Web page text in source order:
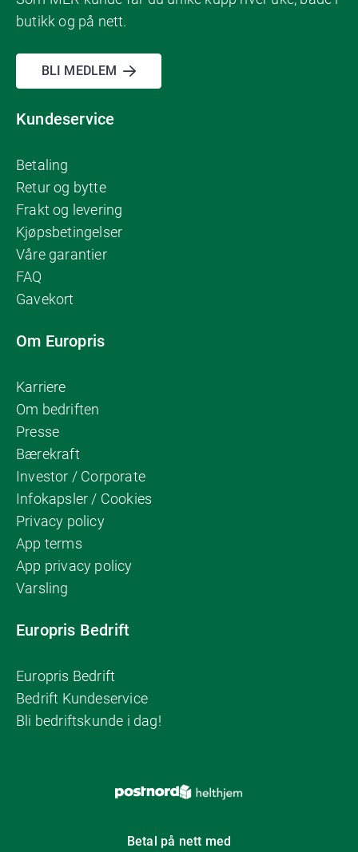
butikk og på nett.
BLI MEDLEM
Kundeservice
Betaling
Retur og bytte
Frakt og levering
Kjøpsbetingelser
Våre garantier
FAQ
Gavekort
Om Europris
Karriere
Om bedriften
Presse
Bærekraft
Investor / Corporate
Infokapsler / Cookies
Privacy policy
App terms
App privacy policy
Varsling
Europris Bedrift
Europris Bedrift
Bedrift Kundeservice
Bli bedriftskunde i dag!
Betal på nett med